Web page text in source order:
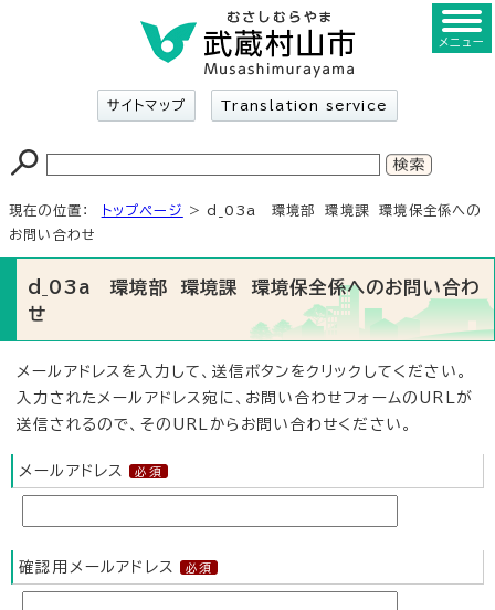
サイトマップ Translation service
メニュー
現在の位置： トップページ
> d_03a 環境部 環境課 環境保全係への
お問い合わせ
d_03a 環境部 環境課 環境保全係へのお問い合わ
せ
メールアドレスを入力して、送信ボタンをクリックしてください。
入力されたメールアドレス宛に、お問い合わせフォームのURLが
送信されるので、そのURLからお問い合わせください。
メールアドレス
確認用メールアドレス